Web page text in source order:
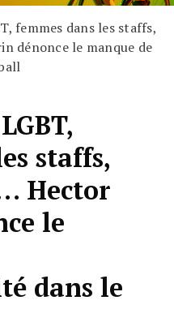
femmes dans les staffs,
dénonce le manque de
staffs,
Hector
le
dans le